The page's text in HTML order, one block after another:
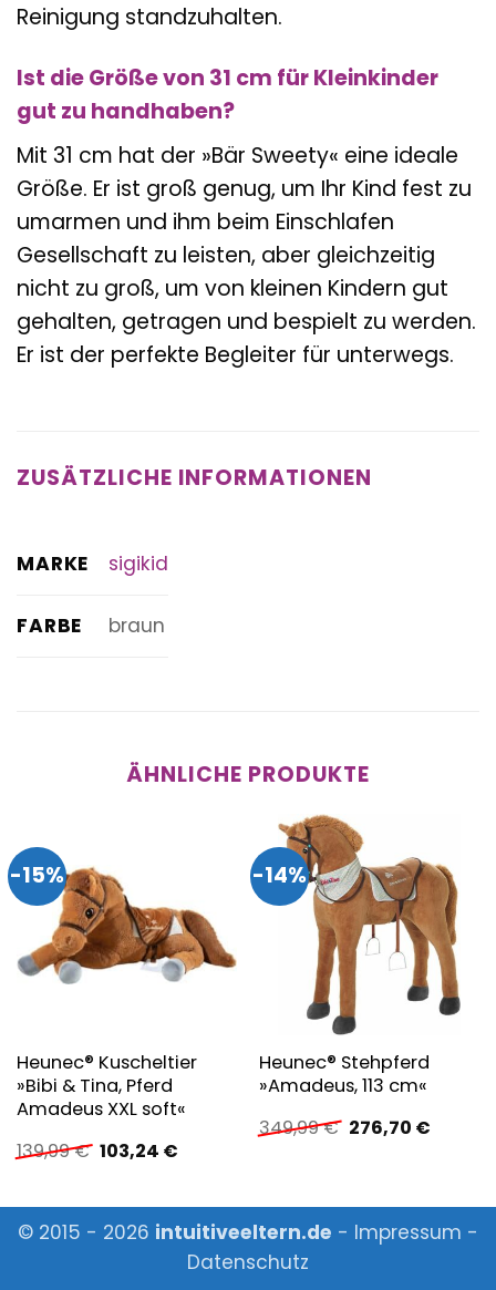
Reinigung standzuhalten.
Ist die Größe von 31 cm für Kleinkinder
gut zu handhaben?
Mit 31 cm hat der »Bär Sweety« eine ideale
Größe. Er ist groß genug, um Ihr Kind fest zu
umarmen und ihm beim Einschlafen
Gesellschaft zu leisten, aber gleichzeitig
nicht zu groß, um von kleinen Kindern gut
gehalten, getragen und bespielt zu werden.
Er ist der perfekte Begleiter für unterwegs.
ZUSÄTZLICHE INFORMATIONEN
MARKE sigikid
FARBE braun
ÄHNLICHE PRODUKTE
-15%
Heunec® Kuscheltier
»Bibi & Tina, Pferd
Amadeus XXL soft«
139,99€ Ursprünglicher
Preis
139,99 €
103,24 €Aktueller
103,24 €.
-14%
Heunec® Stehpferd
»Amadeus, 113 cm«
349,99€ Ursprünglicher
Preis
276,70 €
© 2015 - 2026 intuitiveeltern.de - Impressum -
Datenschutz